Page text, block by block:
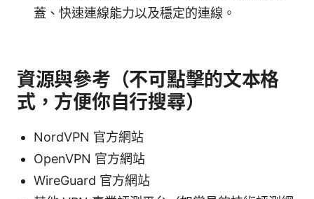
蓋、快速連線能力以及穩定的連線。
資源與參考（不可點擊的文本格
式，方便你自行搜尋）
NordVPN 官方網站
OpenVPN 官方網站
WireGuard 官方網站